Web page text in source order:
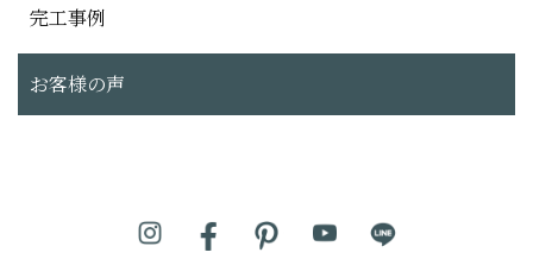
完工事例
お客様の声